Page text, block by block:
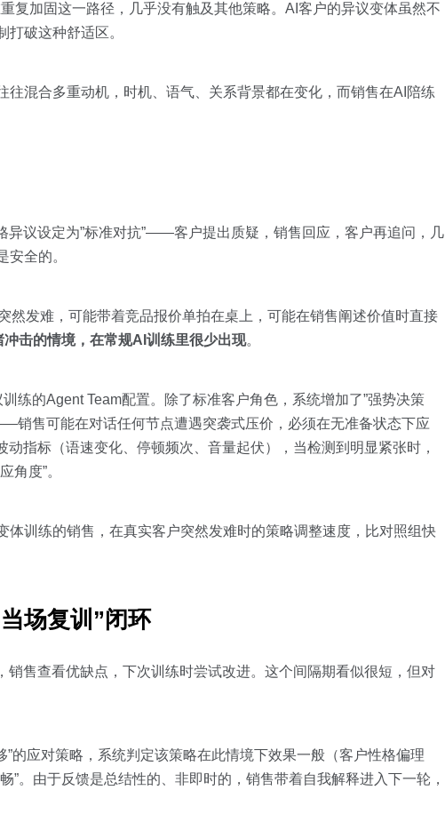
复加固这一路径，几乎没有触及其他策略。AI客户的异议变体虽然不
破这种舒适区。
混合多重动机，时机、语气、关系背景都在变化，而销售在AI陪练
异议设定为”标准对抗”——客户提出质疑，销售回应，客户再追问，几
全的。
发难，可能带着竞品报价单拍在桌上，可能在销售阐述价值时直接
击的情境，在常规AI训练里很少出现。
练的Agent Team配置。除了标准客户角色，系统增加了”强势决策
销售可能在对话任何节点遭遇突袭式压价，必须在无准备状态下应
指标（语速变化、停顿频次、音量起伏），当检测到明显紧张时，
角度”。
训练的销售，在真实客户突然发难时的策略调整速度，比对照组快
场复训”闭环
售查看优缺点，下次训练时尝试改进。这个间隔期看似很短，但对
的应对策略，系统判定该策略在此情境下效果一般（客户性格偏理
。由于反馈是总结性的、非即时的，销售带着自我解释进入下一轮，